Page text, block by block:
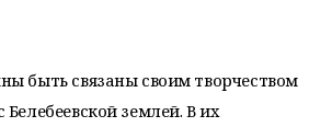
быть связаны своим творчеством
землей. В их